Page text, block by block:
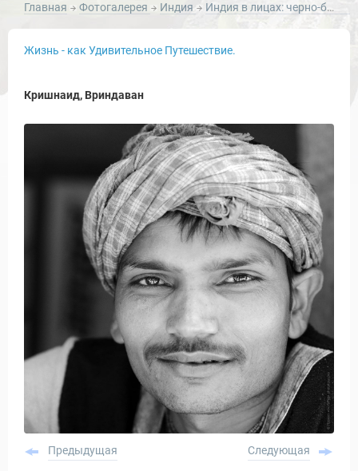
Главная Фотогалерея Индия Индия в лицах: черно-белые портреты.
Жизнь - как Удивительное Путешествие.
Кришнаид, Вриндаван
Предыдущая Следующая